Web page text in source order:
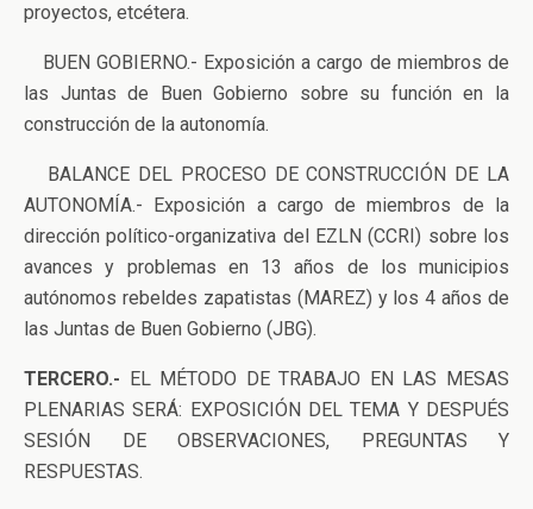
proyectos, etcétera.
BUEN GOBIERNO.- Exposición a cargo de miembros de
las Juntas de Buen Gobierno sobre su función en la
construcción de la autonomía.
BALANCE DEL PROCESO DE CONSTRUCCIÓN DE LA
AUTONOMÍA.- Exposición a cargo de miembros de la
dirección político-organizativa del EZLN (CCRI) sobre los
avances y problemas en 13 años de los municipios
autónomos rebeldes zapatistas (MAREZ) y los 4 años de
las Juntas de Buen Gobierno (JBG).
TERCERO.- EL MÉTODO DE TRABAJO EN LAS MESAS
PLENARIAS SERÁ: EXPOSICIÓN DEL TEMA Y DESPUÉS
SESIÓN DE OBSERVACIONES, PREGUNTAS Y
RESPUESTAS.